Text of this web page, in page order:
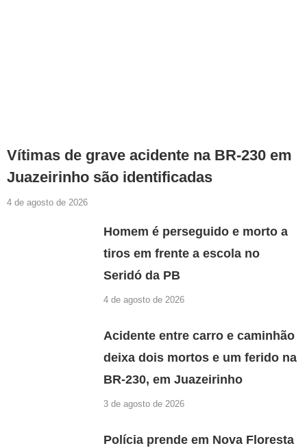
Vítimas de grave acidente na BR-230 em
Juazeirinho são identificadas
4 de agosto de 2026
Homem é perseguido e morto a
tiros em frente a escola no
Seridó da PB
4 de agosto de 2026
Acidente entre carro e caminhão
deixa dois mortos e um ferido na
BR-230, em Juazeirinho
3 de agosto de 2026
Polícia prende em Nova Floresta